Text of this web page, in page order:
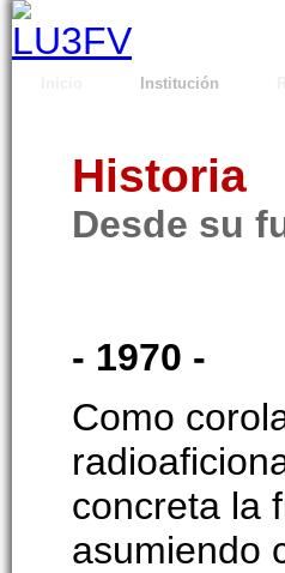
Institución
Historia
Desde su
- 1970 -
Como
concreta la
asumiendo